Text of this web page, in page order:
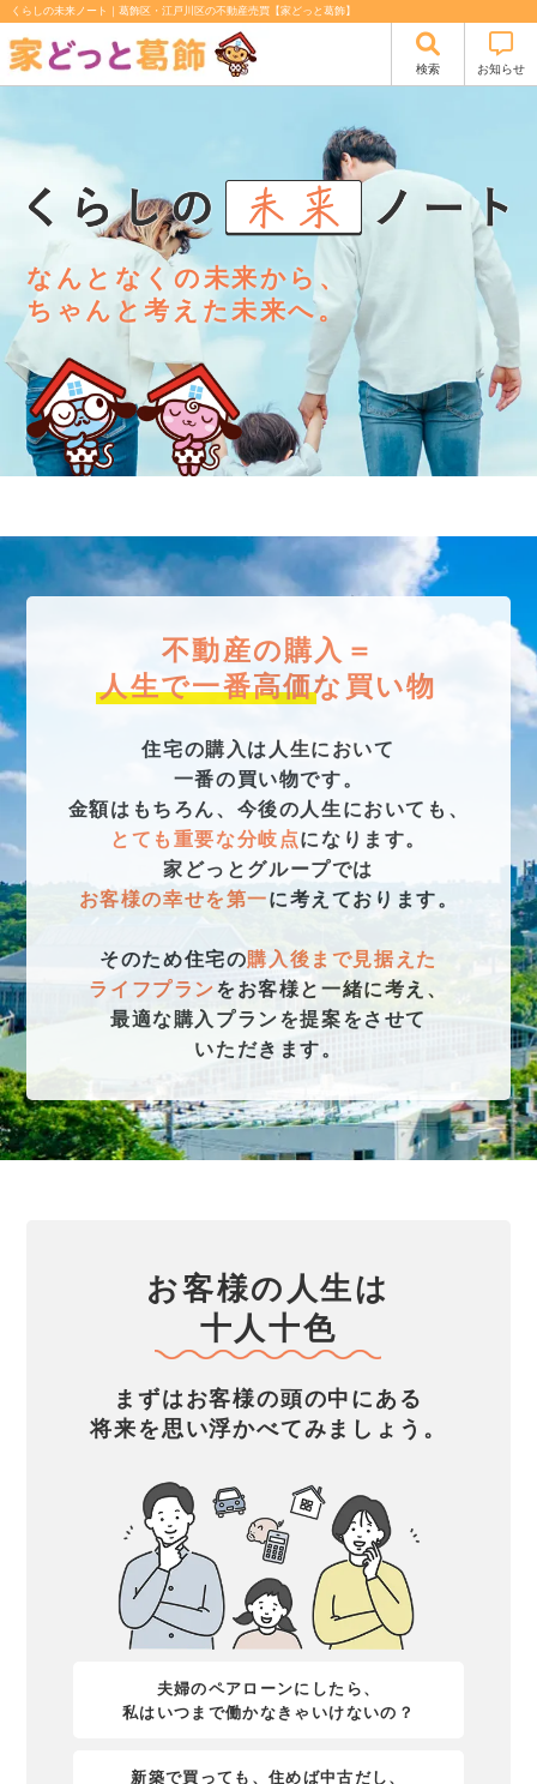
くらしの未来ノート｜葛飾区・江戸川区の不動産売買【家どっと葛飾】
検索 お知らせ
なんとなくの未来から、
ちゃんと考えた未来へ。
不動産の購入＝
人生で一番高価な買い物
住宅の購入は人生において
一番の買い物です。
金額はもちろん、今後の人生においても、
とても重要な分岐点になります。
家どっとグループでは
お客様の幸せを第一に考えております。
そのため住宅の購入後まで見据えた
ライフプランをお客様と一緒に考え、
最適な購入プランを提案をさせて
いただきます。
お客様の人生は
十人十色
まずはお客様の頭の中にある
将来を思い浮かべてみましょう。
夫婦のペアローンにしたら、
私はいつまで働かなきゃいけないの？
新築で買っても、住めば中古だし、